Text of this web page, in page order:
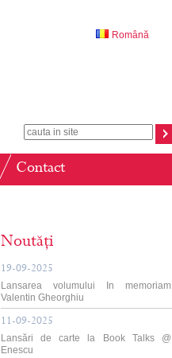
Română
Contact
Noutăți
19-09-2025
Lansarea volumului In memoriam
Valentin Gheorghiu
11-09-2025
Lansări de carte la Book Talks @
Enescu